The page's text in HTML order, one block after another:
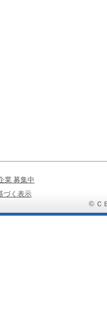
業 募集中
づく表示
© Ｃ